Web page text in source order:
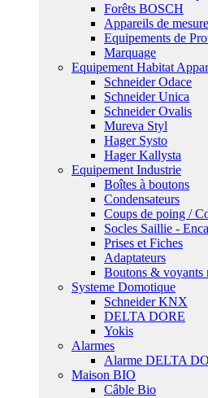
Forêts BOSCH
Appareils de
Equipements de
Marquage
Equipement Habitat
Schneider Odace
Schneider Unica
Schneider Ovalis
Mureva Styl
Hager Systo
Hager Kallysta
Equipement Industrie
Boîtes à boutons
Condensateurs
Coups de poing /
Socles Saillie -
Prises et Fiches
Adaptateurs
Boutons & voyants
Systeme Domotique
Schneider KNX
DELTA DORE
Yokis
Alarmes
Alarme DELTA
Maison BIO
Câble Bio